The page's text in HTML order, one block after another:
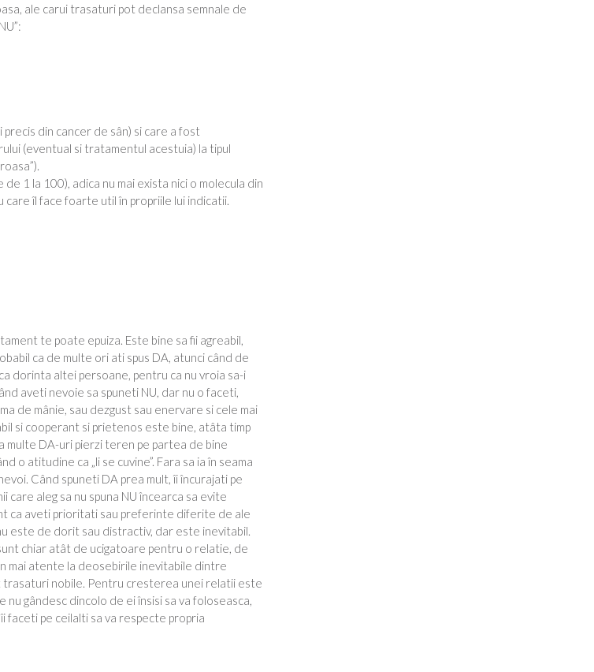
ale carui trasaturi pot declansa semnale de
din cancer de sân) si care a fost
(eventual si tratamentul acestuia) la tipul
1 la 100), adica nu mai exista nici o molecula din
îl face foarte util în propriile lui indicatii.
te poate epuiza. Este bine sa fii agreabil,
ca de multe ori ati spus DA, atunci când de
dorinta altei persoane, pentru ca nu vroia sa-i
aveti nevoie sa spuneti NU, dar nu o faceti,
de mânie, sau dezgust sau enervare si cele mai
si cooperant si prietenos este bine, atâta timp
DA-uri pierzi teren pe partea de bine
atitudine ca „li se cuvine”. Fara sa ia în seama
Când spuneti DA prea mult, îi încurajati pe
aleg sa nu spuna NU încearca sa evite
ca aveti prioritati sau preferinte diferite de ale
este de dorit sau distractiv, dar este inevitabil.
chiar atât de ucigatoare pentru o relatie, de
mai atente la deosebirile inevitabile dintre
trasaturi nobile. Pentru cresterea unei relatii este
gândesc dincolo de ei însisi sa va foloseasca,
faceti pe ceilalti sa va respecte propria